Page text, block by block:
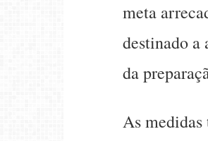
meta
destinado a
da
As medidas